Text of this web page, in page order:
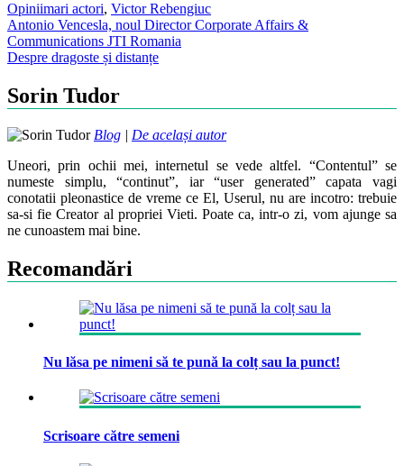
Opiniimari actori, Victor Rebengiuc
Post
navigation
Antonio Vencesla, noul Director Corporate Affairs &
Communications JTI Romania
Despre dragoste și distanțe
Sorin Tudor
Blog | De același autor
Uneori, prin ochii mei, internetul se vede altfel. “Contentul” se
numeste simplu, “continut”, iar “user generated” capata vagi
conotatii pleonastice de vreme ce El, Userul, nu are incotro: trebuie
sa-si fie Creator al propriei Vieti. Poate ca, intr-o zi, vom ajunge sa
ne cunoastem mai bine.
Recomandări
Nu lăsa pe nimeni să te pună la colț sau la punct!
Scrisoare către semeni